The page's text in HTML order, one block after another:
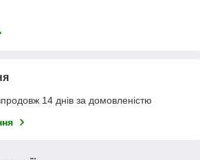
14 днів за домовленістю